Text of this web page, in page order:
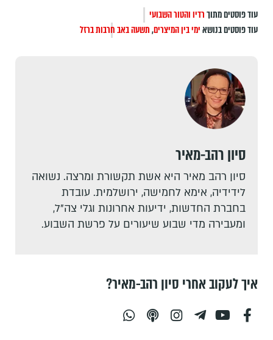
עוד פוסטים מתוךרדיו והטור השבועי
עוד פוסטים בנושאימי בין המיצרים,תשעה באבחרבות ברזל
סיון רהב-מאיר
סיון רהב מאיר היא אשת תקשורת ומרצה. נשואה
לידידיה, אימא לחמישה, ירושלמית. עובדת
בחברת החדשות, ידיעות אחרונות וגלי צה"ל,
ומעבירה מדי שבוע שיעורים על פרשת השבוע.
איך לעקוב אחרי סיון רהב-מאיר?